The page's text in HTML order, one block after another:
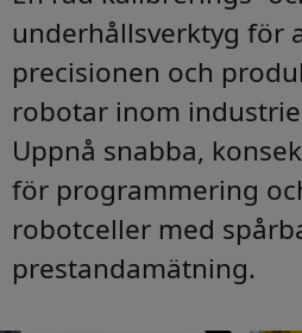
underhållsverktyg för
precisionen och
robotar inom
Uppnå snabba,
för programmering
robotceller med
prestandamätning.